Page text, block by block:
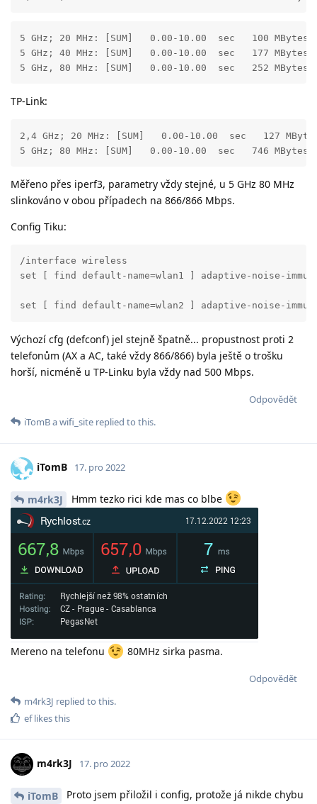
5 GHz; 20 MHz: [SUM]   0.00-10.00  sec   100
5 GHz; 40 MHz: [SUM]   0.00-10.00  sec   177
5 GHz, 80 MHz: [SUM]   0.00-10.00  sec   252
TP-Link:
2,4 GHz; 20 MHz: [SUM]   0.00-10.00  sec   127
5 GHz; 80 MHz: [SUM]   0.00-10.00  sec   746
Měřeno přes iperf3, parametry vždy stejné, u 5 GHz 80 MHz
slinkováno v obou případech na 866/866 Mbps.
Config Tiku:
/interface wireless
set [ find default-name=wlan1 ] adaptive-noise-
set [ find default-name=wlan2 ] adaptive-noise-
Výchozí cfg (defconf) jel stejně špatně... propustnost proti 2
telefonům (AX a AC, také vždy 866/866) byla ještě o trošku
horší, nicméně u TP-Linku byla vždy nad 500 Mbps.
Odpovědět
iTomBawifi_site replied to this.
iTomB 17. pro 2022
m4rk3J Hmm tezko rici kde mas co blbe
Mereno na telefonu 80MHz sirka pasma.
Odpovědět
m4rk3J replied to this.
eflikes this
m4rk3J 17. pro 2022
iTomB
Proto jsem přiložil i config, protože já nikde chybu